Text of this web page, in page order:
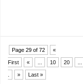
Page 29 of 72 «
First « 10 20
» Last »